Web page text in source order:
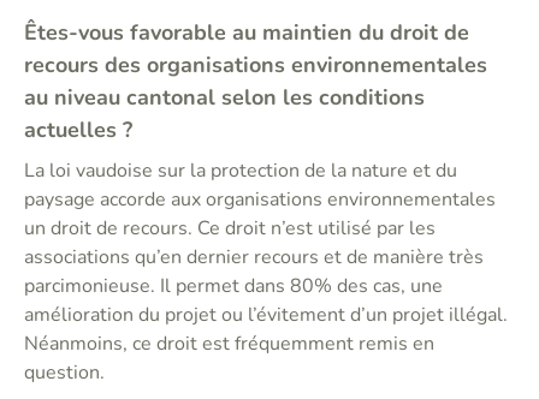
Êtes-vous favorable au maintien du droit de
recours des organisations environnementales
au niveau cantonal selon les conditions
actuelles ?
La loi vaudoise sur la protection de la nature et du
paysage accorde aux organisations environnementales
un droit de recours. Ce droit n’est utilisé par les
associations qu’en dernier recours et de manière très
parcimonieuse. Il permet dans 80% des cas, une
amélioration du projet ou l’évitement d’un projet illégal.
Néanmoins, ce droit est fréquemment remis en
question.